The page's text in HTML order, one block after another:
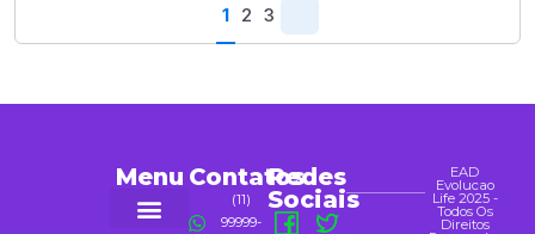
1 2 3
Menu Contatos
(11)
99999-
Redes
Sociais
EAD
Evolucao
Life 2025 -
Todos Os
Direitos